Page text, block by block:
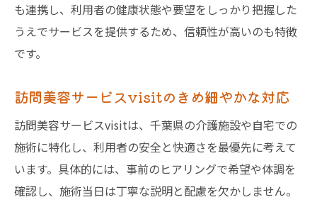
も連携し、利用者の健康状態や要望をしっかり把握した
うえでサービスを提供するため、信頼性が高いのも特徴
です。
訪問美容サービスvisitのきめ細やかな対応
訪問美容サービスvisitは、千葉県の介護施設や自宅での
施術に特化し、利用者の安全と快適さを最優先に考えて
います。具体的には、事前のヒアリングで希望や体調を
確認し、施術当日は丁寧な説明と配慮を欠かしません。